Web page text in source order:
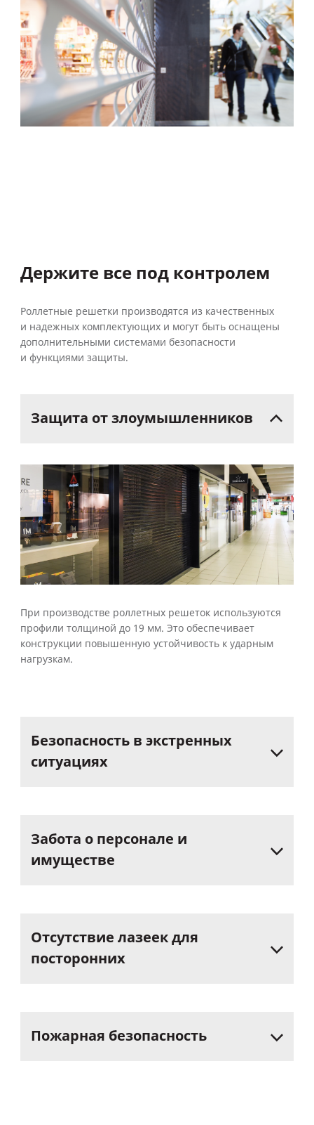
Держите все под контролем
Роллетные решетки производятся из качественных
и надежных комплектующих и могут быть оснащены
дополнительными системами безопасности
и функциями защиты.
Защита отзлоумышленников
При производстве роллетных решеток используются
профили толщиной до 19 мм. Это обеспечивает
конструкции повышенную устойчивость к ударным
нагрузкам.
Безопасность в экстренных
ситуациях
Забота о персонале и
имуществе
Отсутствие лазеекдля
посторонних
Пожарная безопасность